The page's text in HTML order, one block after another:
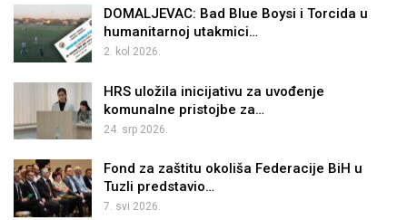
DOMALJEVAC: Bad Blue Boysi i Torcida u
humanitarnoj utakmici…
2. kol 2026.
HRS uložila inicijativu za uvođenje
komunalne pristojbe za…
24. srp 2026.
Fond za zaštitu okoliša Federacije BiH u
Tuzli predstavio…
7. svi 2026.